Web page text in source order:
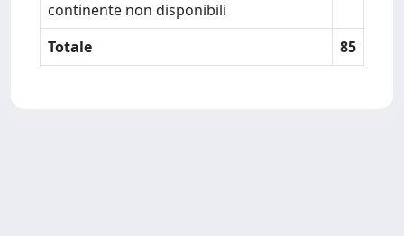
continente non disponibili
Totale 85